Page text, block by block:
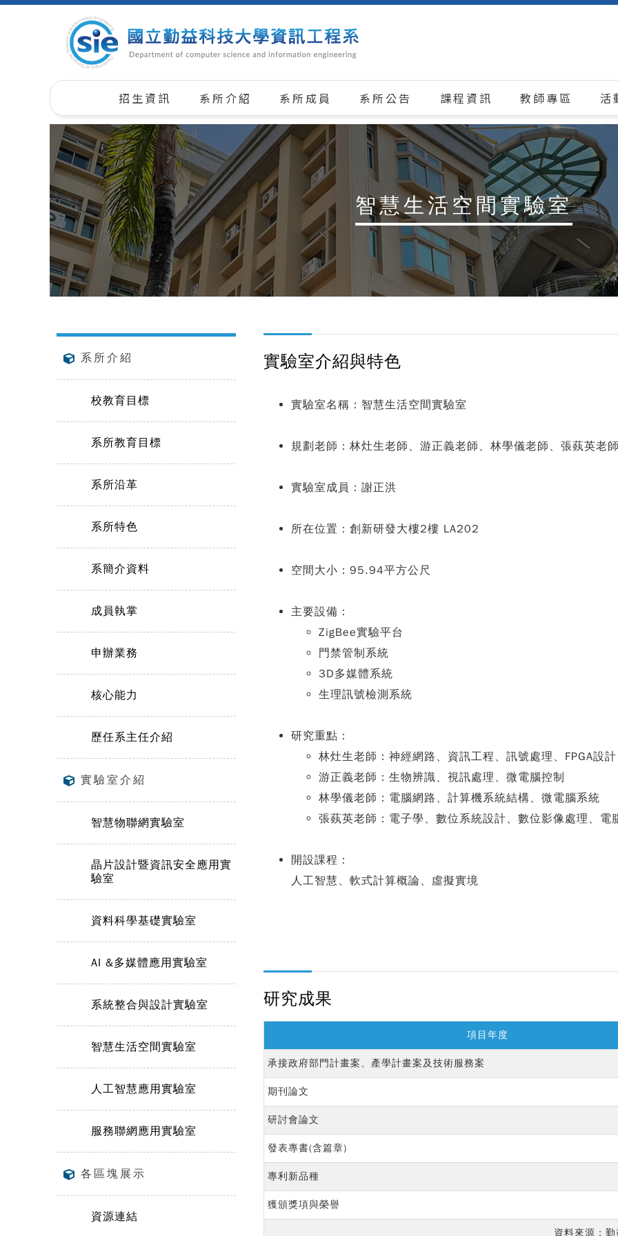
招生資訊 系所介紹 系所成員 系所公告 課程資訊 教師專區 活
智慧生活空間實驗室
系所介紹
校教育目標
系所教育目標
系所沿革
系所特色
系簡介資料
成員執掌
申辦業務
核心能力
歷任系主任介紹
實驗室介紹
智慧物聯網實驗室
晶片設計暨資訊安全應用實
驗室
資料科學基礎實驗室
AI &多媒體應用實驗室
系統整合與設計實驗室
智慧生活空間實驗室
人工智慧應用實驗室
服務聯網應用實驗室
各區塊展示
資源連結
實驗室介紹與特色
實驗室名稱：智慧生活空間實驗室
規劃老師：林灶生老師、游正義老師、林學儀老師、張蓺英老師
實驗室成員：謝正洪
所在位置：創新研發大樓2樓 LA202
空間大小：95.94平方公尺
主要設備：
ZigBee實驗平台
門禁管制系統
3D多媒體系統
生理訊號檢測系統
研究重點：
林灶生老師：神經網路、資訊工程、訊號處理、FPGA設計
游正義老師：生物辨識、視訊處理、微電腦控制
林學儀老師：電腦網路、計算機系統結構、微電腦系統
張蓺英老師：電子學、數位系統設計、數位影像處理、電
開設課程：
人工智慧、軟式計算概論、虛擬實境
研究成果
項目年度
承接政府部門計畫案、產學計畫案及技術服務案
期刊論文
研討會論文
發表專書(含篇章)
專利新品種
獲頒獎項與榮譽
資料來源：